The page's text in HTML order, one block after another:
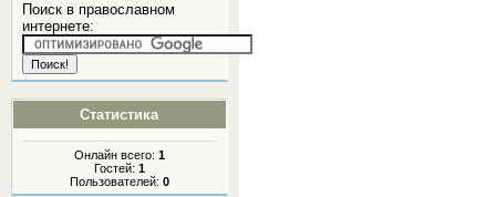
Поиск в православном
интернете:
Статистика
Онлайн всего: 1
Гостей: 1
Пользователей: 0